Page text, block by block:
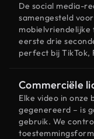
De social media-
samengesteld
mobielvriendelijke
eerste drie
perfect bij TikTok,
Commerciële
Elke video in onze
gegenereerd – is
gebruik. We